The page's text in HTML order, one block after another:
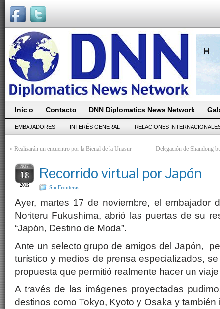
Inicio Contacto DNN Diplomatics News Network
EMBAJADORES INTERÉS GENERAL RELACIONES
« Realizarán un encuentro por la Bienal de la Unasur Delegación de Shandong
NOV
18
2015
Recorrido virtual por Japón
Sin Fronteras
Ayer, martes 17 de noviembre, el embajador
Noriteru Fukushima, abrió las puertas de su
“Japón, Destino de Moda”.
Ante un selecto grupo de amigos del Japón,
turístico y medios de prensa especializados,
propuesta que permitió realmente hacer un
A través de las imágenes proyectadas
destinos como Tokyo, Kyoto y Osaka y también